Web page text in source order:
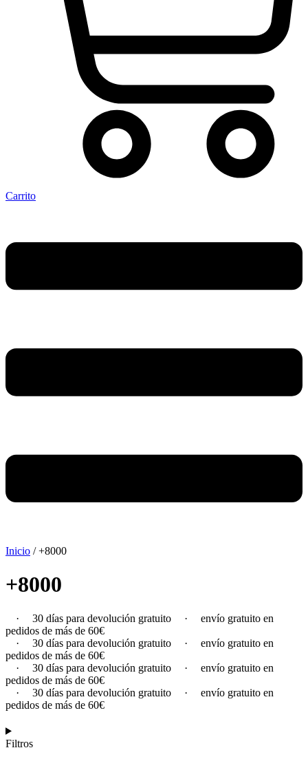
Carrito
Inicio / +8000
+8000
· 30 días para devolución gratuito ·
envío gratuito en
pedidos de más de 60€
·
30 días para devolución gratuito ·
envío gratuito en
pedidos de más de 60€
·
30 días para devolución gratuito ·
envío gratuito en
pedidos de más de 60€
·
30 días para devolución gratuito ·
envío gratuito en
pedidos de más de 60€
Filtros